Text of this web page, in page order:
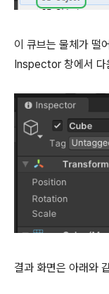
이 큐브는 물체가 떨
Inspector 창에서 다
결과 화면은 아래와